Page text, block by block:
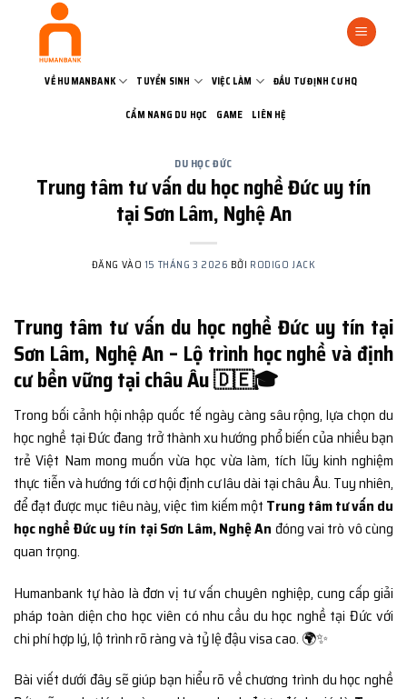
VỀ HUMANBANK TUYỂN SINH VIỆC LÀM ĐẦU TƯ ĐỊNH CƯ HQ
CẨM NANG DU HỌC GAME LIÊN HỆ
DU HỌC ĐỨC
Trung tâm tư vấn du học nghề Đức uy tín
tại Sơn Lâm, Nghệ An
ĐĂNG VÀO 15 THÁNG 3 2026 BỞI RODIGO JACK
Trung tâm tư vấn du học nghề Đức uy tín tại
Sơn Lâm, Nghệ An – Lộ trình học nghề và định
cư bền vững tại châu Âu 🇩🇪🎓
Trong bối cảnh hội nhập quốc tế ngày càng sâu rộng, lựa chọn du
học nghề tại Đức đang trở thành xu hướng phổ biến của nhiều bạn
trẻ Việt Nam mong muốn vừa học vừa làm, tích lũy kinh nghiệm
thực tiễn và hướng tới cơ hội định cư lâu dài tại châu Âu. Tuy nhiên,
để đạt được mục tiêu này, việc tìm kiếm một Trung tâm tư vấn du
học nghề Đức uy tín tại Sơn Lâm, Nghệ An đóng vai trò vô cùng
quan trọng.
Humanbank tự hào là đơn vị tư vấn chuyên nghiệp, cung cấp giải
pháp toàn diện cho học viên có nhu cầu du học nghề tại Đức với
chi phí hợp lý, lộ trình rõ ràng và tỷ lệ đậu visa cao. 🌍✨
Bài viết dưới đây sẽ giúp bạn hiểu rõ về chương trình du học nghề